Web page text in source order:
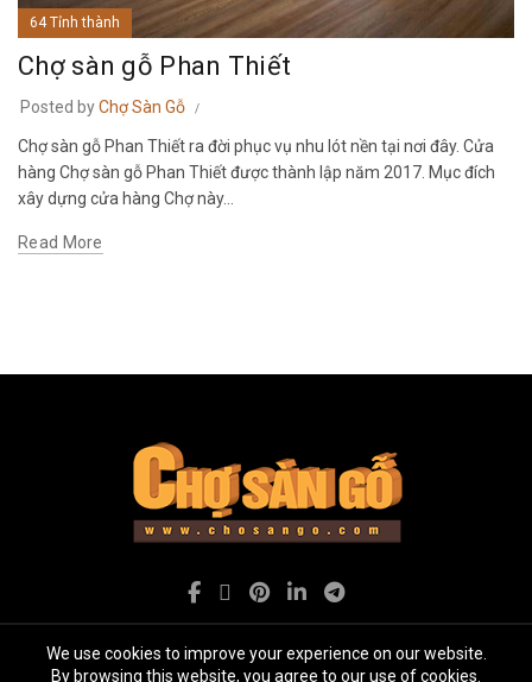
64 Tỉnh thành
Chợ sàn gỗ Phan Thiết
Posted byChợ Sàn Gỗ
Chợ sàn gỗ Phan Thiết ra đời phục vụ nhu lót nền tại nơi đây. Cửa
hàng Chợ sàn gỗ Phan Thiết được thành lập năm 2017. Mục đích
xây dựng cửa hàng Chợ này...
Read More
We use cookies to improve your experience on our website.
By browsing this website, you agree to our use of cookies.